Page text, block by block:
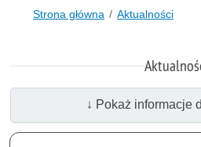
Strona główna Aktualności
↓ Pokaż informacje